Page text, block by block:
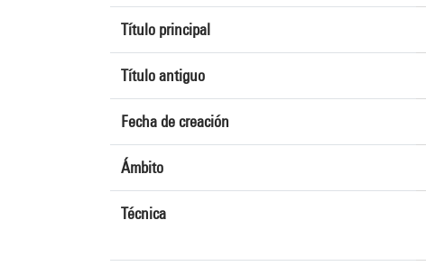
Título principal
Título antiguo
Fecha de creación
Ámbito
Técnica